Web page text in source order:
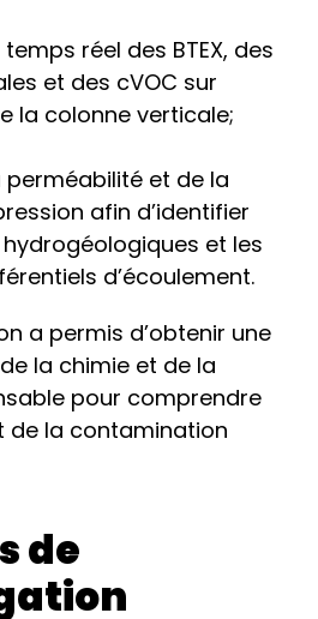
réel des BTEX, des
et des cVOC sur
la colonne verticale;
perméabilité et de la
afin d’identifier
et les
d’écoulement.
a permis d’obtenir une
la chimie et de la
pour comprendre
de la contamination
de